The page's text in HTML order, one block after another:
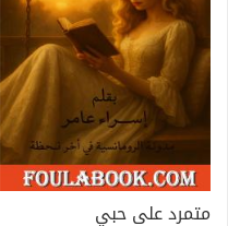
متمرد على حبي